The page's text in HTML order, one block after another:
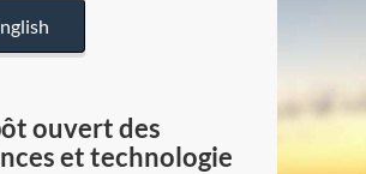
ouvert des
et technologie